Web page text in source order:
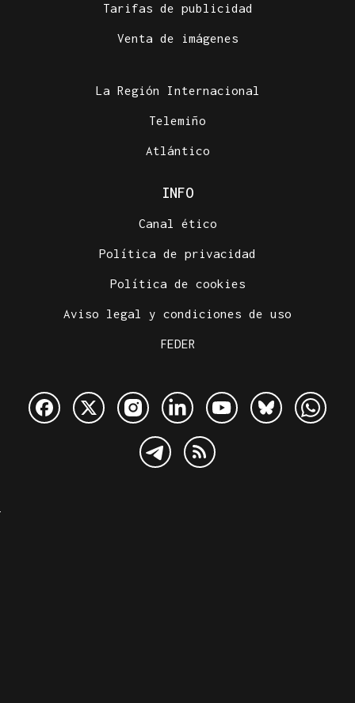
Tarifas de publicidad
Venta de imágenes
La Región Internacional
Telemiño
Atlántico
INFO
Canal ético
Política de privacidad
Política de cookies
Aviso legal y condiciones de uso
FEDER